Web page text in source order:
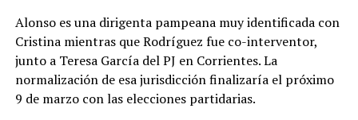
Alonso es una dirigenta pampeana muy identificada con
Cristina mientras que Rodríguez fue co-interventor,
junto a Teresa García del PJ en Corrientes. La
normalización de esa jurisdicción finalizaría el próximo
9 de marzo con las elecciones partidarias.